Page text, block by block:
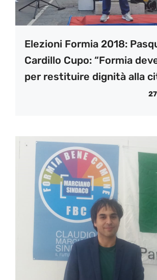
Elezioni Formia 2018:
Cardillo Cupo: “Formia
per restituire dignità alla